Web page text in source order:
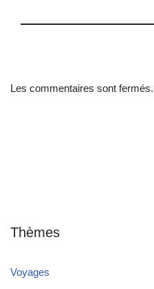
Les commentaires sont fermés.
Thèmes
Voyages